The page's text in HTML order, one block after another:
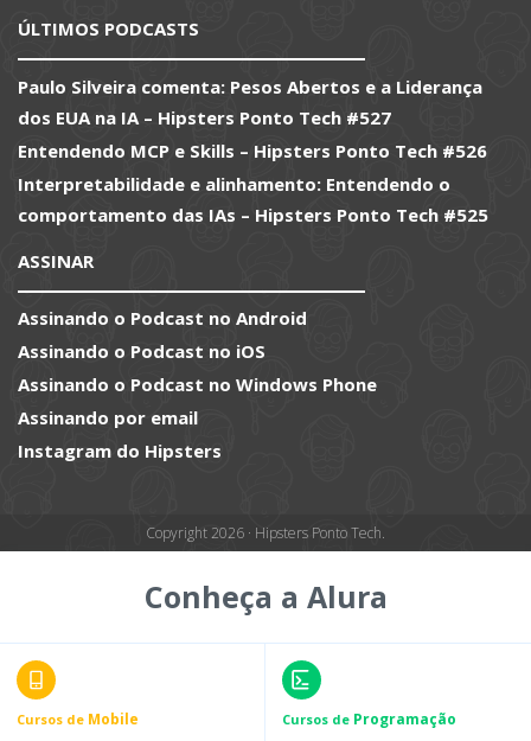
ÚLTIMOS PODCASTS
Paulo Silveira comenta: Pesos Abertos e a Liderança
dos EUA na IA – Hipsters Ponto Tech #527
Entendendo MCP e Skills – Hipsters Ponto Tech #526
Interpretabilidade e alinhamento: Entendendo o
comportamento das IAs – Hipsters Ponto Tech #525
ASSINAR
Assinando o Podcast no Android
Assinando o Podcast no iOS
Assinando o Podcast no Windows Phone
Assinando por email
Instagram do Hipsters
Copyright 2026 · Hipsters Ponto Tech.
Conheça a Alura
Cursos de Mobile Cursos de Programação